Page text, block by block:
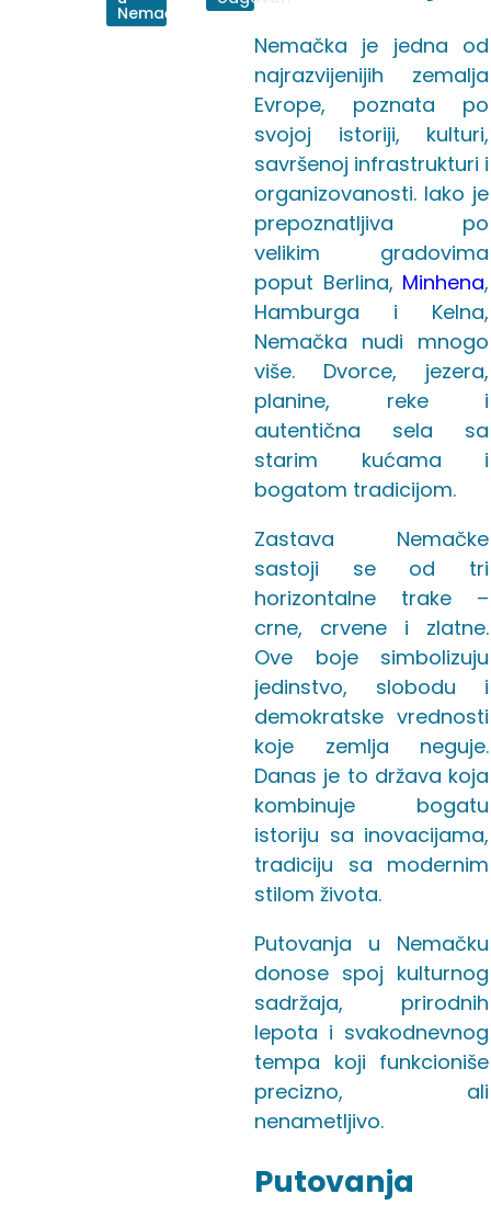
Nemačkoj
Nemačka je jedna od
najrazvijenijih zemalja
Evrope, poznata po
svojoj istoriji, kulturi,
savršenoj infrastrukturi i
organizovanosti. Iako je
prepoznatljiva po
velikim gradovima
poput Berlina, Minhena,
Hamburga i Kelna,
Nemačka nudi mnogo
više. Dvorce, jezera,
planine, reke i
autentična sela sa
starim kućama i
bogatom tradicijom.
Zastava Nemačke
sastoji se od tri
horizontalne trake –
crne, crvene i zlatne.
Ove boje simbolizuju
jedinstvo, slobodu i
demokratske vrednosti
koje zemlja neguje.
Danas je to država koja
kombinuje bogatu
istoriju sa inovacijama,
tradiciju sa modernim
stilom života.
Putovanja u Nemačku
donose spoj kulturnog
sadržaja, prirodnih
lepota i svakodnevnog
tempa koji funkcioniše
precizno, ali
nenametljivo.
Putovanja